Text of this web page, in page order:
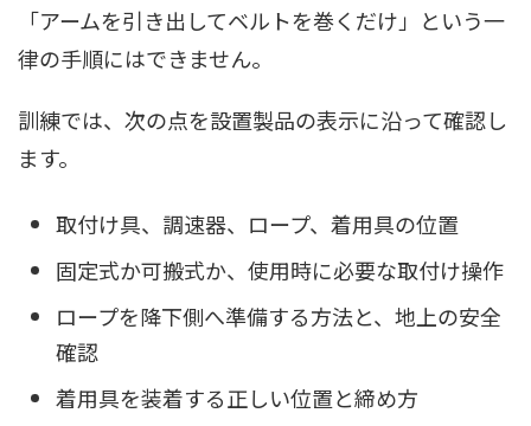
「アームを引き出してベルトを巻くだけ」という一
律の手順にはできません。
訓練では、次の点を設置製品の表示に沿って確認し
ます。
取付け具、調速器、ロープ、着用具の位置
固定式か可搬式か、使用時に必要な取付け操作
ロープを降下側へ準備する方法と、地上の安全
確認
着用具を装着する正しい位置と締め方